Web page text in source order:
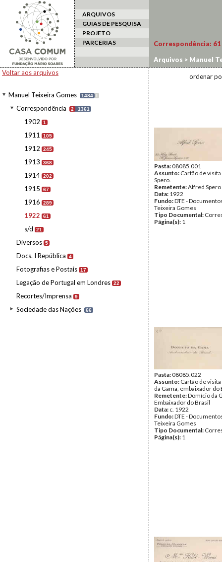
ARQUIVOS
GUIAS DE PESQUISA
PROJETO
PARCERIAS
Voltar aos arquivos
Manuel Teixeira Gomes 1484 I
Correspondência 2 1361
1902 1
1911 105
1912 245
1913 368
1914 202
1915 67
1916 289
1922 61
s/d 21
Diversos 5
Docs. I República 4
Fotografias e Postais 17
Legação de Portugal em Londres 22
Recortes/Imprensa 9
Sociedade das Nações 66
Correspondência: 61
Arquivos > Manuel
ordenar
Pasta:08085.001
Assunto: Cartão de
Spero.
Remetente:Alfred Spero
Data: 1922
Fundo:DTE -
Teixeira Gomes
Tipo Documental:
Página(s): 1
Pasta:08085.022
Assunto: Cartão de
da Gama, embaixador do
Remetente:Domício da
Embaixador do Brasil
Data: c. 1922
Fundo:DTE -
Teixeira Gomes
Tipo Documental:
Página(s): 1